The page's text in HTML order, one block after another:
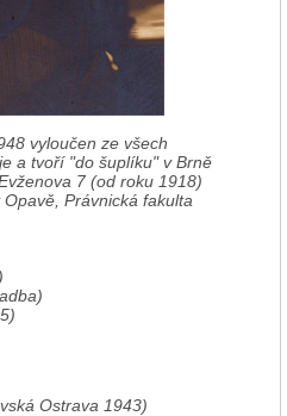
vyloučen ze všech
a tvoří "do šuplíku" v Brně
7 (od roku 1918)
Právnická fakulta
Ostrava 1943)